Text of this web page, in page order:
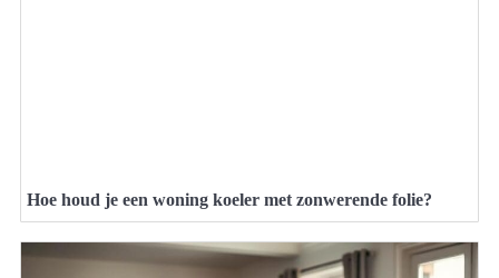
Hoe houd je een woning koeler met zonwerende folie?